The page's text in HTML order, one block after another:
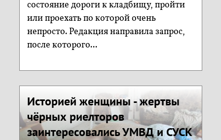
состояние дороги к кладбищу, пройти
или проехать по которой очень
непросто. Редакция направила запрос,
после которого...
Историей женщины - жертвы
чёрных риелторов
заинтересовались УМВД и СУСК